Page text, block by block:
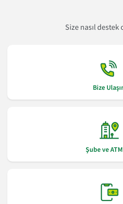
Size nasıl
Bize
Şube ve